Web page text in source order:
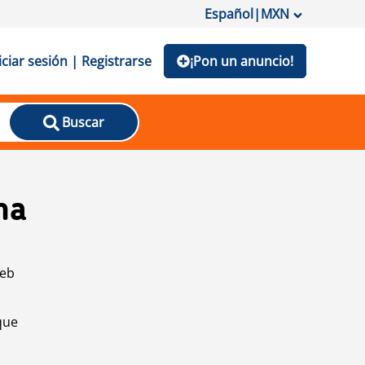
Español|MXN
sesión | Registrarse ¡Pon un anuncio!
Buscar